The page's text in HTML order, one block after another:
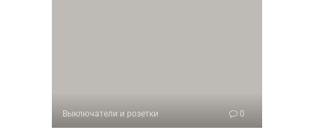
Выключатели и розетки 0